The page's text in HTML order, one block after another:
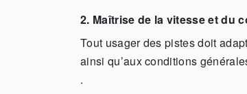
2. Maîtrise de la vitesse et du
Tout usager des pistes doit
ainsi qu’aux conditions
.